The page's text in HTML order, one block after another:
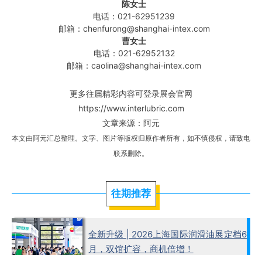
陈女士
电话：021-62951239
邮箱：chenfurong@shanghai-intex.com
曹女士
电话：021-62952132
邮箱：caolina@shanghai-intex.com
更多往届精彩内容可登录展会官网
https://www.interlubric.com
文章来源：阿元
本文由阿元汇总整理。文字、图片等版权归原作者所有，如不慎侵权，请致电
联系删除。
往期推荐
全新升级 | 2026上海国际润滑油展定档6
月，双馆扩容，商机倍增！